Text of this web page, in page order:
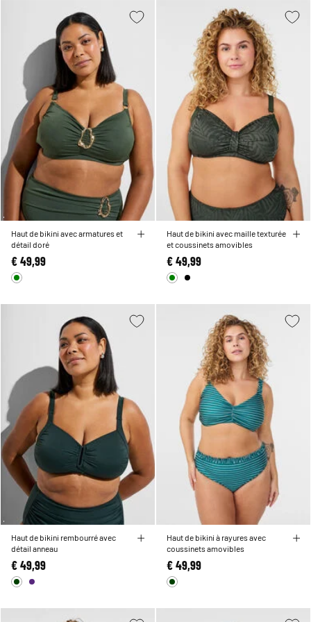
Haut de bikini avec armatures et
détail doré
€ 49,99
Haut de bikini avec maille texturée
et coussinets amovibles
€ 49,99
Haut de bikini rembourré avec
détail anneau
€ 49,99
Haut de bikini à rayures avec
coussinets amovibles
€ 49,99